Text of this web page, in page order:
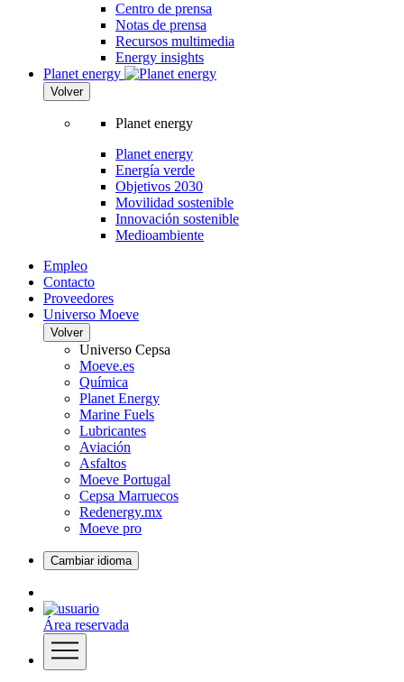
Centro de prensa
Notas de prensa
Recursos multimedia
Energy insights
Planet energy
Volver
Planet energy
Planet energy
Energía verde
Objetivos 2030
Movilidad sostenible
Innovación sostenible
Medioambiente
Empleo
Contacto
Proveedores
Universo Moeve
Volver
Universo Cepsa
Moeve.es
Química
Planet Energy
Marine Fuels
Lubricantes
Aviación
Asfaltos
Moeve Portugal
Cepsa Marruecos
Redenergy.mx
Moeve pro
Cambiar idioma
Área reservada